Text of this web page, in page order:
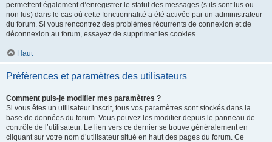
permettent également d’enregistrer le statut des messages (s’ils sont lus ou
non lus) dans le cas où cette fonctionnalité a été activée par un administrateur
du forum. Si vous rencontrez des problèmes récurrents de connexion et de
déconnexion au forum, essayez de supprimer les cookies.
Haut
Préférences et paramètres des utilisateurs
Comment puis-je modifier mes paramètres ?
Si vous êtes un utilisateur inscrit, tous vos paramètres sont stockés dans la
base de données du forum. Vous pouvez les modifier depuis le panneau de
contrôle de l’utilisateur. Le lien vers ce dernier se trouve généralement en
cliquant sur votre nom d’utilisateur situé en haut des pages du forum. Ce